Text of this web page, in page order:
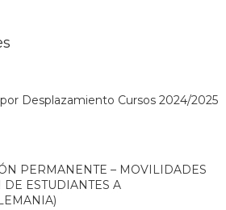
Desplazamiento Cursos 2024/2025
PERMANENTE – MOVILIDADES
ESTUDIANTES A